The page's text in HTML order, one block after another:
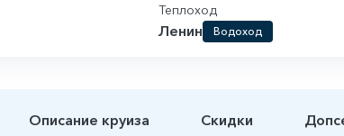
Теплоход
Ленин Водоход
Описание круиза Скидки